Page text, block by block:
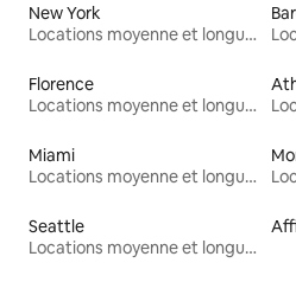
New York
Locations moyenne et longue durée
Florence
Locations moyenne et longue durée
Miami
Locations moyenne et longue durée
Seattle
Locations moyenne et longue durée